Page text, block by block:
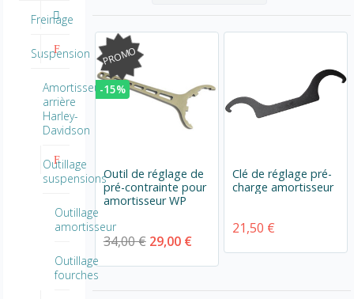
PROMO
-15%
Outil de réglage de
pré-contrainte pour
amortisseur WP
34,00 € 29,00 €
Clé de réglage pré-
charge amortisseur
21,50 €
Freinage
Suspension
Amortisseur
arrière
Harley-
Davidson
Outillage
suspensions
Outillage
amortisseur
Outillage
fourches